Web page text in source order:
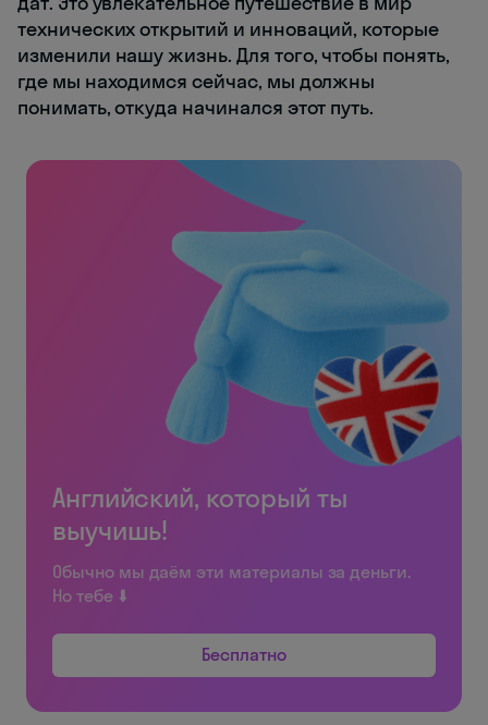
технических открытий и инноваций, которые
изменили нашу жизнь. Для того, чтобы понять,
где мы находимся сейчас, мы должны
понимать, откуда начинался этот путь.
Английский, который ты
выучишь!
Обычно мы даём эти материалы за деньги.
Но тебе ⬇️
Бесплатно